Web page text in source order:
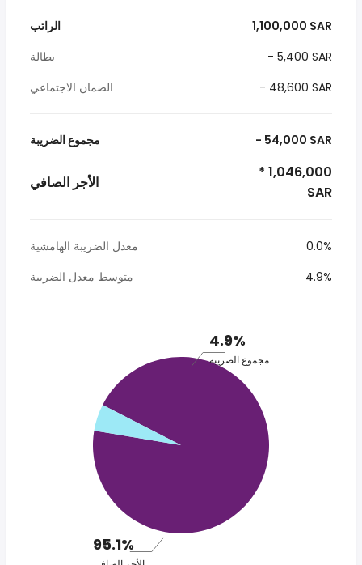
الراتب
1,100,000 SAR
بطالة
- 5,400 SAR
الضمان الاجتماعي
- 48,600 SAR
مجموع الضريبة - 54,000 SAR
الأجر الصافي
* 1,046,000
SAR
معدل الضريبة الهامشية
0.0%
متوسط معدل الضريبة
4.9%
4.9%
مجموع الضريبة
95.1%